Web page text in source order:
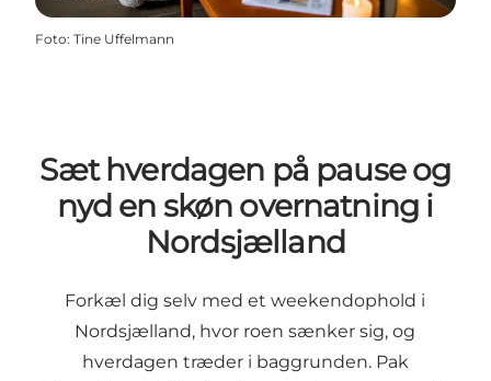
Foto: Tine Uffelmann
Sæt hverdagen på pause og
nyd en skøn overnatning i
Nordsjælland
Forkæl dig selv med et weekendophold i
Nordsjælland, hvor roen sænker sig, og
hverdagen træder i baggrunden. Pak